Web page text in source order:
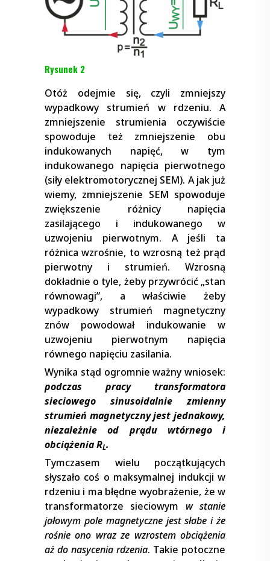
Rysunek 2
Otóż odejmie się, czyli zmniejszy
wypadkowy strumień w rdzeniu. A
zmniejszenie strumienia oczywiście
spowoduje też zmniejszenie obu
indukowanych napięć, w tym
indukowanego napięcia pierwotnego
(siły elektromotorycznej SEM). A jak już
wiemy, zmniejszenie SEM spowoduje
zwiększenie różnicy napięcia
zasilającego i indukowanego w
uzwojeniu pierwotnym. A jeśli ta
różnica wzrośnie, to wzrosną też prąd
pierwotny i strumień. Wzrosną
dokładnie o tyle, żeby przywrócić „stan
równowagi”, a właściwie żeby
wypadkowy strumień magnetyczny
znów powodował indukowanie w
uzwojeniu pierwotnym napięcia
równego napięciu zasilania.
Wynika stąd ogromnie ważny wniosek:
podczas pracy transformatora
sieciowego sinusoidalnie zmienny
strumień magnetyczny jest jednakowy,
niezależnie od prądu wtórnego i
obciążenia RL.
Tymczasem wielu początkujących
słyszało coś o maksymalnej indukcji w
rdzeniu i ma błędne wyobrażenie, że w
transformatorze sieciowym w stanie
jałowym pole magnetyczne jest słabe i że
rośnie ono wraz ze wzrostem obciążenia
aż do nasycenia rdzenia. Takie potoczne